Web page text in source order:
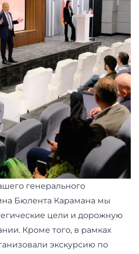
генерального
Бюлента Караманa мы
цели и дорожную
Кроме того, в рамках
экскурсию по